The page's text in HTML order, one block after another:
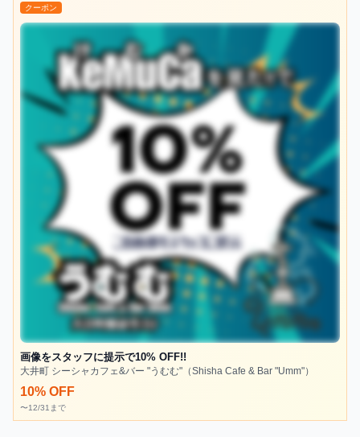
クーポン
画像をスタッフに提示で10% OFF!!
大井町 シーシャカフェ&バー "うむむ"（Shisha Cafe & Bar "Umm"）
10% OFF
〜12/31まで